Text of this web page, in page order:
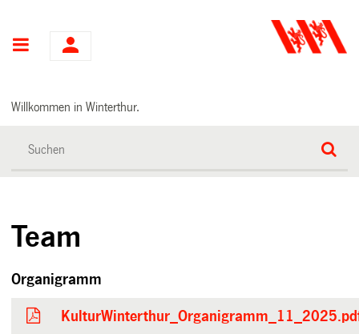
Hauptnavigation
Willkommen in Winterthur.
Team
Organigramm